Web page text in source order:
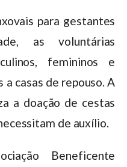
para gestantes
as voluntárias
femininos e
casas de repouso. A
a doação de cestas
de auxílio.
Beneficente